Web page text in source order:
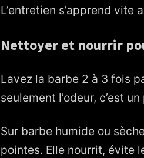
L’entretien s’apprend vite
Nettoyer et nourrir
Lavez la barbe 2 à 3 fois
seulement l’odeur, c’est
Sur barbe humide ou
pointes. Elle nourrit, évite